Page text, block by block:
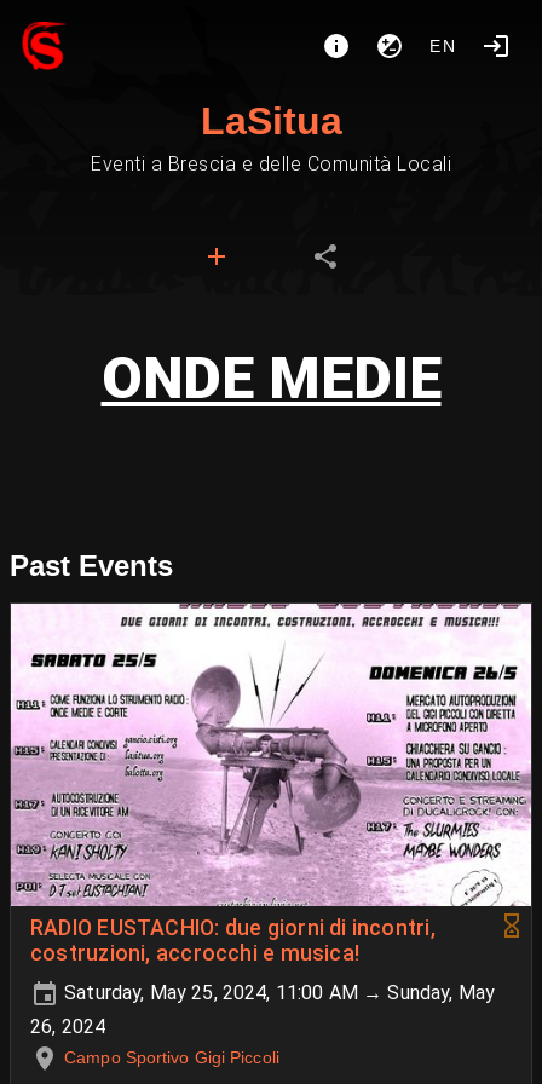
EN
LaSitua
Eventi a Brescia e delle Comunità Locali
ONDE MEDIE
Past Events
RADIO EUSTACHIO: due giorni di incontri,
costruzioni, accrocchi e musica!
Saturday, May 25, 2024, 11:00 AM → Sunday, May
26, 2024
Campo Sportivo Gigi Piccoli